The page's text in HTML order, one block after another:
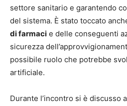
settore sanitario e garantendo
del sistema. È stato toccato
di farmaci e delle conseguenti
sicurezza
possibile ruolo che potrebbe
artificiale.
Durante l’incontro si è discusso